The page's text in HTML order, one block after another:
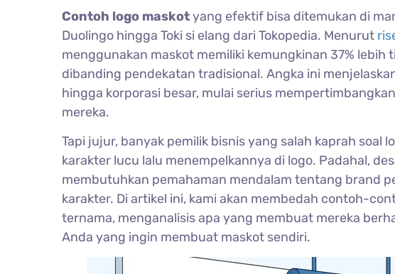
Contoh logo maskotyang efektif bisa ditemukan di
Duolingo hingga Toki si elang dari Tokopedia. Menurut
menggunakan maskot memiliki kemungkinan 37%
dibanding pendekatan tradisional. Angka ini
hingga korporasi besar, mulai serius
mereka.
Tapi jujur, banyak pemilik bisnis yang salah kaprah soal
karakter lucu lalu menempelkannya di logo. Padahal,
membutuhkan pemahaman mendalam tentang brand
karakter. Di artikel ini, kami akan membedah contoh-
ternama, menganalisis apa yang membuat mereka
Anda yang ingin membuat maskot sendiri.